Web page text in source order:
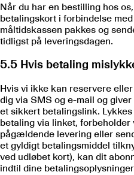
Når du har en bestilling hos
betalingskort i forbindelse
måltidskassen pakkes og
tidligst på leveringsdagen.
5.5 Hvis betaling
Hvis vi ikke kan reservere
dig via SMS og e-mail og
et sikkert betalingslink.
betaling via linket,
pågældende levering eller
et gyldigt betalingsmiddel
ved udløbet kort), kan dit
indtil dine